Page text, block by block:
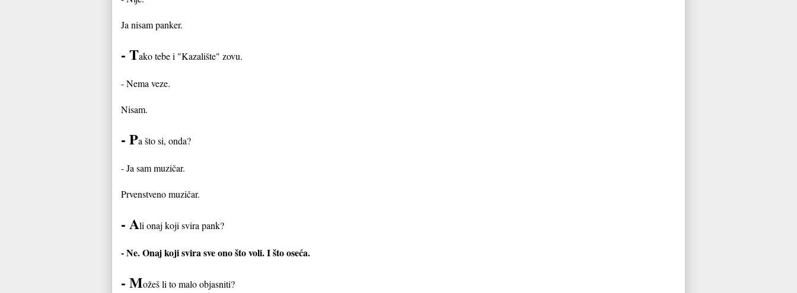
Ja nisam panker.
- Tako tebe i "Kazalište" zovu.
- Nema veze.
Nisam.
- Pa što si, onda?
- Ja sam muzičar.
Prvenstveno muzičar.
- Ali onaj koji svira pank?
- Ne. Onaj koji svira sve ono što voli. I što oseća.
- Možeš li to malo objasniti?